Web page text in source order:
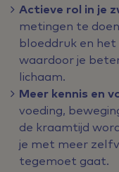
Actieve rol in je
metingen te
bloeddruk en het
waardoor je
lichaam.
Meer kennis en
voeding,
de kraamtijd
je met meer
tegemoet gaat.